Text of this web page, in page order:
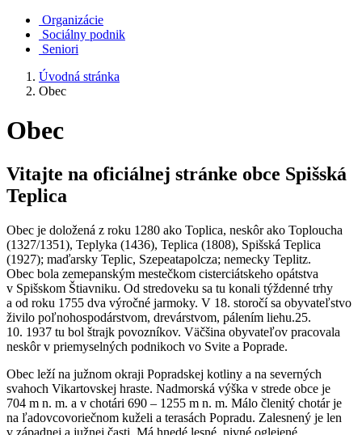
Organizácie
Sociálny podnik
Seniori
Úvodná stránka
Obec
Obec
Vitajte na oficiálnej stránke obce Spišská
Teplica
Obec je doložená z roku 1280 ako Toplica, neskôr ako Toploucha
(1327/1351), Teplyka (1436), Teplica (1808), Spišská Teplica
(1927); maďarsky Teplic, Szepeatapolcza; nemecky Teplitz.
Obec bola zemepanským mestečkom cisterciátskeho opátstva
v Spišskom Štiavniku. Od stredoveku sa tu konali týždenné trhy
a od roku 1755 dva výročné jarmoky. V 18. storočí sa obyvateľstvo
živilo poľnohospodárstvom, drevárstvom, pálením liehu.25.
10. 1937 tu bol štrajk povozníkov. Väčšina obyvateľov pracovala
neskôr v priemyselných podnikoch vo Svite a Poprade.
Obec leží na južnom okraji Popradskej kotliny a na severných
svahoch Vikartovskej hraste. Nadmorská výška v strede obce je
704 m n. m. a v chotári 690 – 1255 m n. m. Málo členitý chotár je
na ľadovcovoriečnom kuželi a terasách Popradu. Zalesnený je len
v západnej a južnej časti. Má hnedé lesné, nivné oglejené